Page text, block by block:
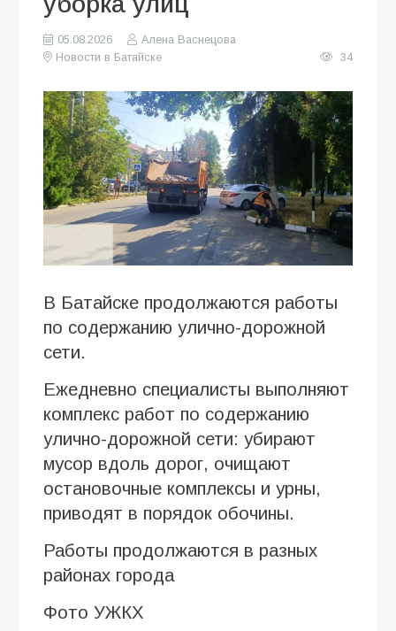
05.08.2026
Алена Васнецова
Новости в Батайске
34
В Батайске продолжаются работы
по содержанию улично-дорожной
сети.
Ежедневно специалисты выполняют
комплекс работ по содержанию
улично-дорожной сети: убирают
мусор вдоль дорог, очищают
остановочные комплексы и урны,
приводят в порядок обочины.
Работы продолжаются в разных
районах города
Фото УЖКХ